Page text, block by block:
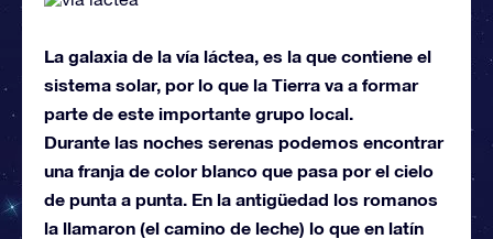
La galaxia de la vía láctea, es la que contiene el
sistema solar, por lo que la Tierra va a formar
parte de este importante grupo local.
Durante las noches serenas podemos encontrar
una franja de color blanco que pasa por el cielo
de punta a punta. En la antigüedad los romanos
la llamaron (el camino de leche) lo que en latín